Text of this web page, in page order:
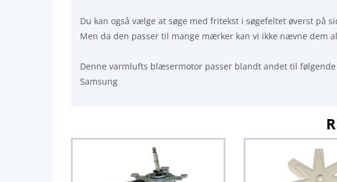
Du kan også vælge at søge med fritekst i søgefeltet øverst på
Men da den passer til mange mærker kan vi ikke nævne dem
Denne varmlufts blæsermotor passer blandt andet til
Samsung